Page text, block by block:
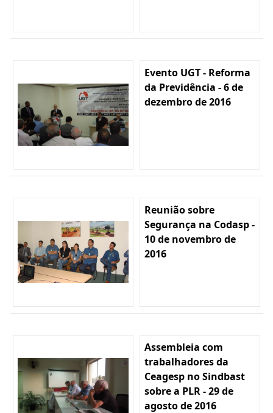
Evento UGT - Reforma
da Previdência - 6 de
dezembro de 2016
Reunião sobre
Segurança na Codasp -
10 de novembro de
2016
Assembleia com
trabalhadores da
Ceagesp no Sindbast
sobre a PLR - 29 de
agosto de 2016